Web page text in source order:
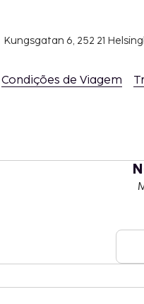
Kungsgatan 6, 252 21
Condições de Viagem